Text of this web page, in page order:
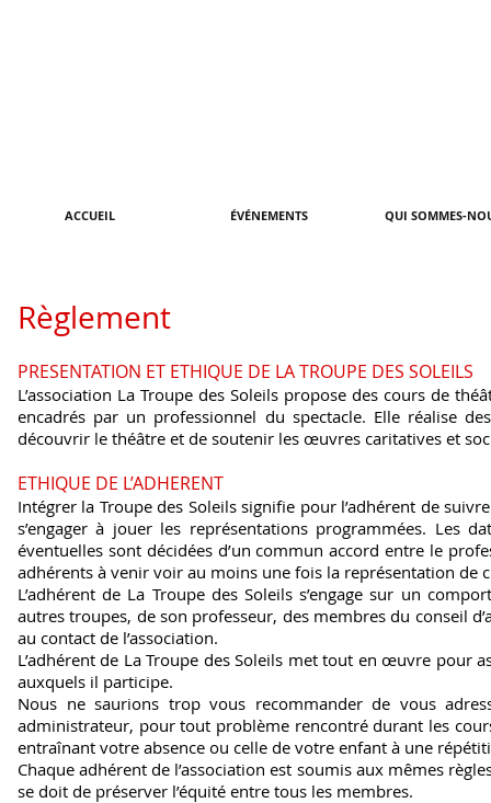
ACCUEIL ÉVÉNEMENTS QUI SOMMES-
Règlement
PRESENTATION ET ETHIQUE DE LA TROUPE DES SOLEILS
L’association La Troupe des Soleils propose des cours de
encadrés par un professionnel du spectacle. Elle réalise
découvrir le théâtre et de soutenir les œuvres caritatives et
ETHIQUE DE L’ADHERENT
Intégrer la Troupe des Soleils signifie pour l’adhérent de
s’engager à jouer les représentations programmées. Les
éventuelles sont décidées d’un commun accord entre le
adhérents à venir voir au moins une fois la représentation
L’adhérent de La Troupe des Soleils s’engage sur un
autres troupes, de son professeur, des membres du conseil
au contact de l’association.
L’adhérent de La Troupe des Soleils met tout en œuvre pour
auxquels il participe.
Nous ne saurions trop vous recommander de vous
administrateur, pour tout problème rencontré durant les
entraînant votre absence ou celle de votre enfant à une
Chaque adhérent de l’association est soumis aux mêmes
se doit de préserver l’équité entre tous les membres.